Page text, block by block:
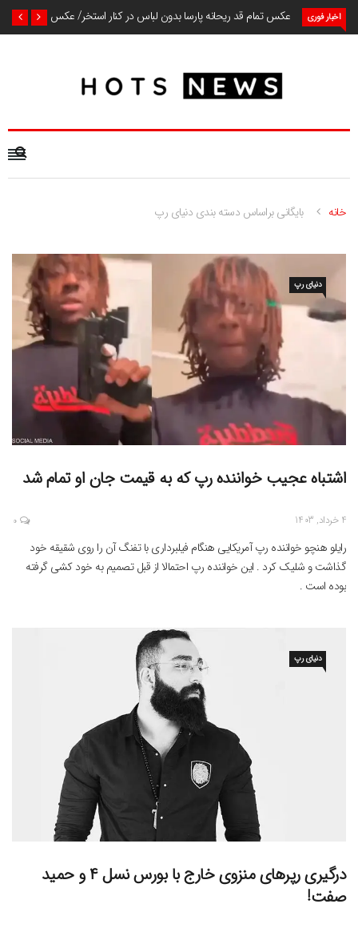
اخبار فوری عکس تمام قد ریحانه پارسا بدون لباس در کنار استخر/ عکس
خانه بایگانی براساس دسته بندی دنیای رپ
دنیای رپ
اشتباه عجیب خواننده رپ که به قیمت جان او تمام شد
4 خرداد, 1403 0
رایلو هنچو خواننده رپ آمریکایی هنگام فیلبرداری با تفنگ آن را روی شقیقه خود
گذاشت و شلیک کرد . این خواننده رپ احتمالا از قبل تصمیم به خود کشی گرفته
بوده است .
دنیای رپ
درگیری رپرهای منزوی خارج با بورس نسل ۴ و حمید
صفت!